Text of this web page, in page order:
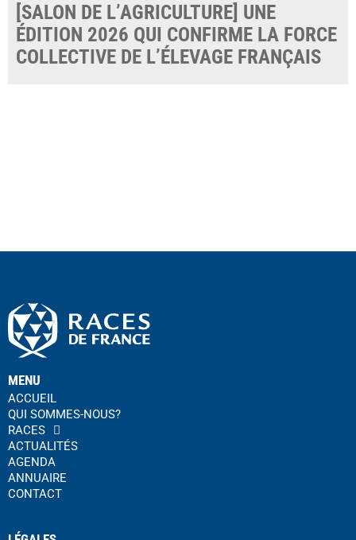
[SALON DE L’AGRICULTURE] UNE
ÉDITION 2026 QUI CONFIRME LA FORCE
COLLECTIVE DE L’ÉLEVAGE FRANÇAIS
MENU
ACCUEIL
QUI SOMMES-NOUS?
RACES
ACTUALITÉS
AGENDA
ANNUAIRE
CONTACT